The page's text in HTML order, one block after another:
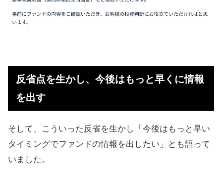
反省点を生かし、今後はもっと早くに情報
を出す
そして、こういった反省を生かし「今後はもっと早い
タイミングでファンドの情報を出したい」とも語って
いました。